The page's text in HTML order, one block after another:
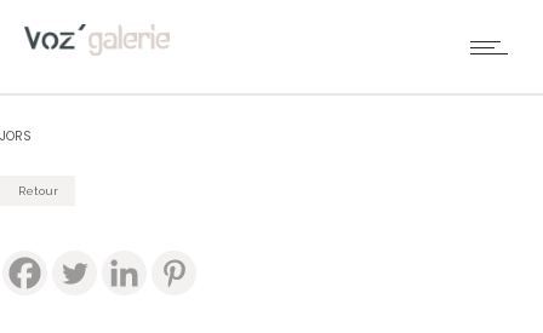
JORS
Retour